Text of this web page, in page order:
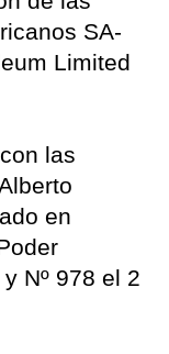
SA-
Limited
las
en
Nº 978 el 2